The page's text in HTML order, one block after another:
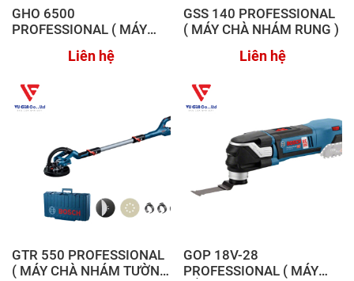
GHO 6500
PROFESSIONAL ( MÁY
Liên hệ
GSS 140 PROFESSIONAL
( MÁY CHÀ NHÁM RUNG )
Liên hệ
GTR 550 PROFESSIONAL
( MÁY CHÀ NHÁM TƯỜNG
GOP 18V-28
PROFESSIONAL ( MÁY